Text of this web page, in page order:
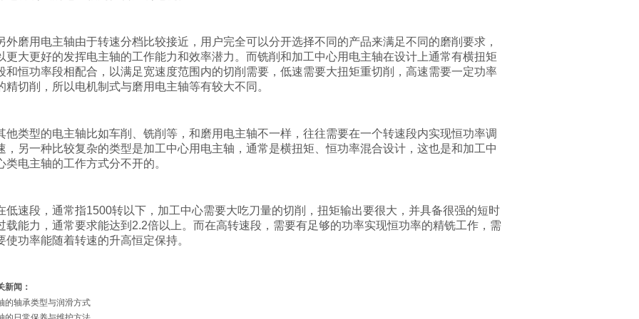
外磨用电主轴由于转速分档比较接近，用户完全可以分开选择不同的产品来满足不同的磨削要求，
更大更好的发挥电主轴的工作能力和效率潜力。而铣削和加工中心用电主轴在设计上通常有横扭矩
和恒功率段相配合，以满足宽速度范围内的切削需要，低速需要大扭矩重切削，高速需要一定功率
精切削，所以电机制式与磨用电主轴等有较大不同。
他类型的电主轴比如车削、铣削等，和磨用电主轴不一样，往往需要在一个转速段内实现恒功率调
，另一种比较复杂的类型是加工中心用电主轴，通常是横扭矩、恒功率混合设计，这也是和加工中
类电主轴的工作方式分不开的。
低速段，通常指1500转以下，加工中心需要大吃刀量的切削，扭矩输出要很大，并具备很强的短时
载能力，通常要求能达到 2.2倍以上。而在高转速段，需要有足够的功率实现恒功率的精铣工作，需
使功率能随着转速的升高恒定保持。
新闻：
的轴承类型与润滑方式